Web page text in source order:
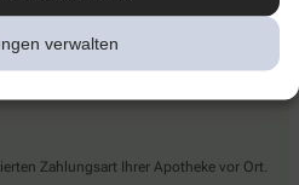
verwalten
Zahlungsart Ihrer Apotheke vor Ort.